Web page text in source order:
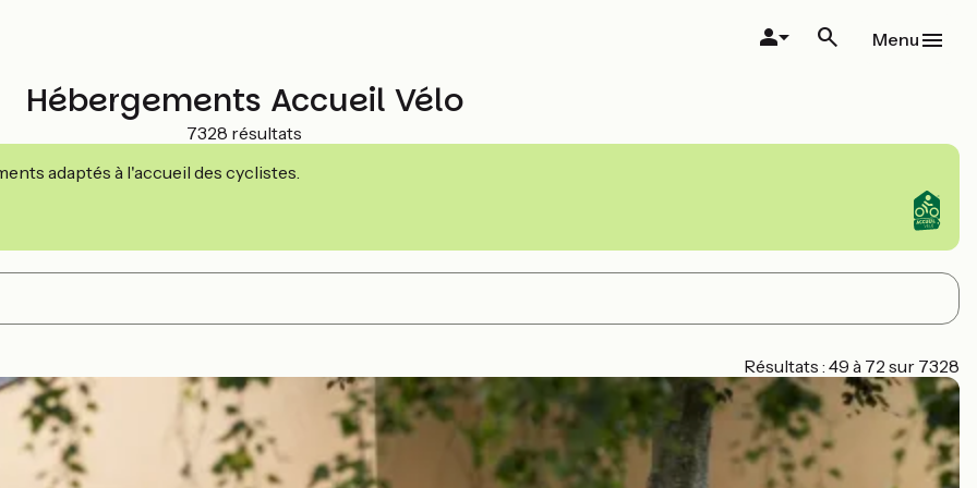
Menu
Hébergements Accueil Vélo
7328 résultats
adaptés à l'accueil des cyclistes.
Résultats : 49 à 72 sur 7328